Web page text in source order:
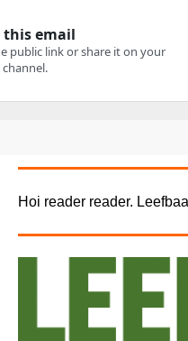
Hoi reader reader.